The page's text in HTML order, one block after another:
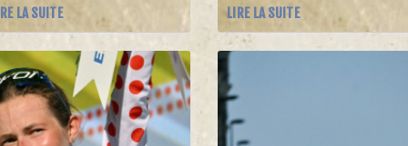
tournée américaine d'été,
qualifié lundi pour le
tour du Masters 1000
Montréal en battant le
Kamil Majchrzak (67e
6-4, 6-4.
LA SUITE
Poligny où elle a endossé le
maillot jaune au détriment de
Néerlandaise Lorena Wiebes.
LIRE LA SUITE